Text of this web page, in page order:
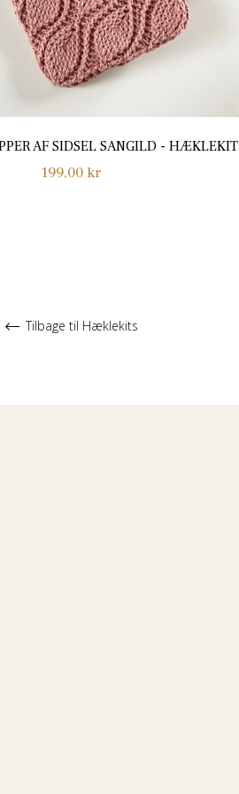
AF SIDSEL SANGILD - HÆKLEKIT
Normalpris
199,00 kr
Tilbage til Hæklekits